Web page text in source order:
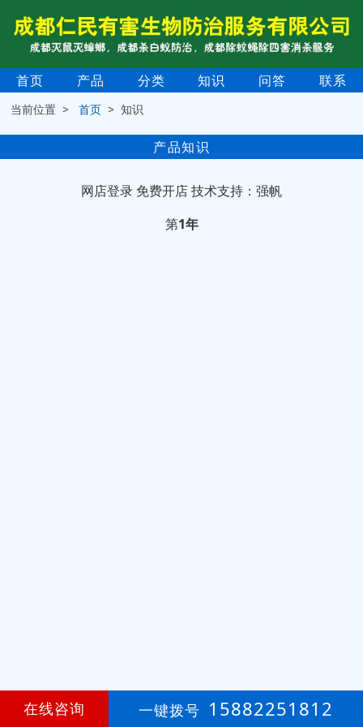
首页 产品 分类 知识 问答 联系
当前位置 >首页 > 知识
产品知识
网店登录 免费开店技术支持：强帆
第1年
在线咨询 一键拨号 15882251812